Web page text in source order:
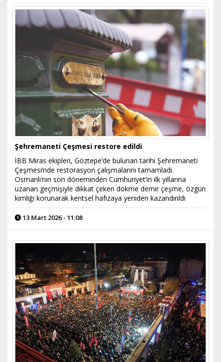
Şehremaneti Çeşmesi restore edildi
İBB Miras ekipleri, Göztepe’de bulunan tarihi Şehremaneti
Çeşmesi’nde restorasyon çalışmalarını tamamladı.
Osmanlı’nın son döneminden Cumhuriyet’in ilk yıllarına
uzanan geçmişiyle dikkat çeken dökme demir çeşme, özgün
kimliği korunarak kentsel hafızaya yeniden kazandırıldı
13 Mart 2026 - 11:08